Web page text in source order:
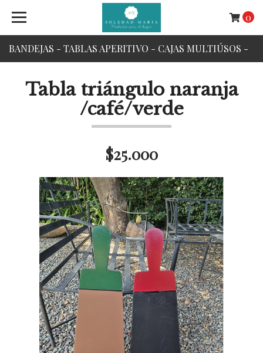
BANDEJAS - TABLAS APERITIVO - CAJAS MULTIÚSOS -
0
Tabla triángulo naranja
/café/verde
$25.000